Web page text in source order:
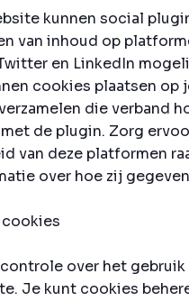
kunnen social
van inhoud op
en LinkedIn
cookies plaatsen op
die verband
de plugin. Zorg
van deze platformen
over hoe zij
cookies
over het gebruik
Je kunt cookies